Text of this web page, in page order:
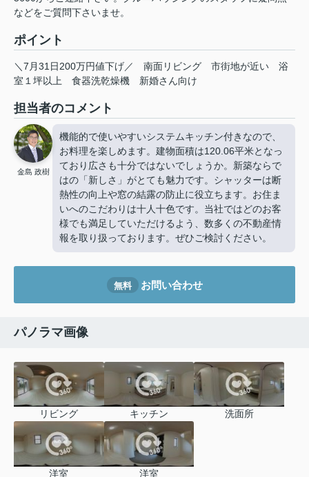
などをご質問下さいませ。
ポイント
＼7月31日200万円値下げ／ 南面リビング 市街地が近い
浴
室１坪以上
食器洗乾燥機 新婚さん向け
担当者のコメント
金島 政樹
機能的で使いやすいシステムキッチン付きなので、
お料理を楽しめます。建物面積は120.06平米となっ
ており広さも十分ではないでしょうか。新築ならで
はの「新しさ」がとても魅力です。シャッターは断
熱性の向上や窓の結露の防止に役立ちます。お住ま
いへのこだわりは十人十色です。当社ではどのお客
様でも満足していただけるよう、数多くの不動産情
報を取り扱っております。ぜひご検討ください。
無料 お問い合わせ
パノラマ画像
リビング キッチン 洗面所
洋室 洋室